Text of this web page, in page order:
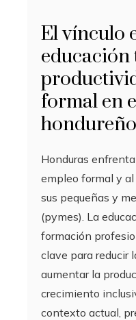
El vínculo
educación
formal en
hondureño
Honduras
empleo formal y
sus pequeñas y
(pymes). La
formación
clave para reducir
aumentar la
crecimiento
contexto actual,